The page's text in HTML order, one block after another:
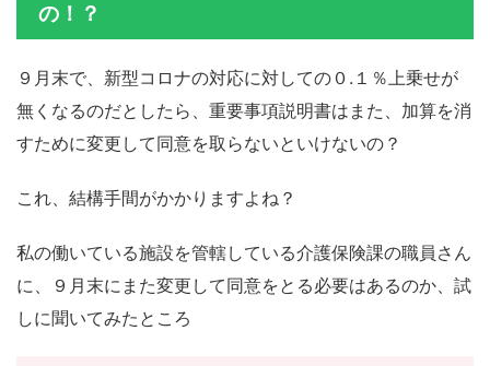
の！？
９月末で、新型コロナの対応に対しての０.１％上乗せが
無くなるのだとしたら、重要事項説明書はまた、加算を消
すために変更して同意を取らないといけないの？
これ、結構手間がかかりますよね？
私の働いている施設を管轄している介護保険課の職員さん
に、９月末にまた変更して同意をとる必要はあるのか、試
しに聞いてみたところ